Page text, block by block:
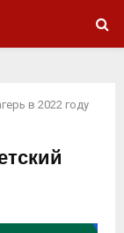
в 2022 году